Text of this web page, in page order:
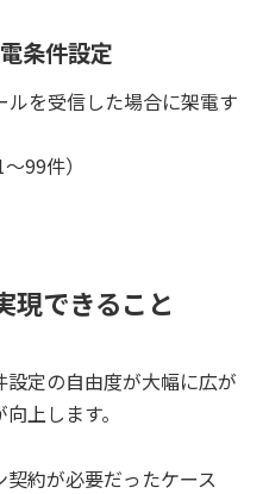
条件設定
を受信した場合に架電す
99件）
現できること
定の自由度が大幅に広が
上します。
約が必要だったケース